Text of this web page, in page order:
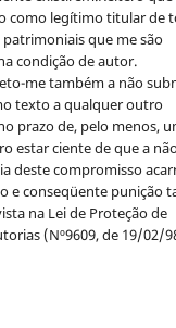
como legítimo titular de
que me são
condição de autor.
me também a não
texto a qualquer outro
prazo de, pelo menos,
estar ciente de que a
deste compromisso
e conseqüente punição
na Lei de Proteção de
(Nº9609, de 19/02/